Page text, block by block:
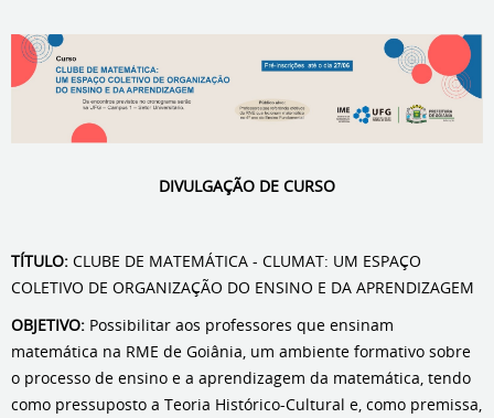
DIVULGAÇÃO DE CURSO
TÍTULO: CLUBE DE MATEMÁTICA - CLUMAT: UM ESPAÇO
COLETIVO DE ORGANIZAÇÃO DO ENSINO E DA APRENDIZAGEM
OBJETIVO: Possibilitar aos professores que ensinam
matemática na RME de Goiânia, um ambiente formativo sobre
o processo de ensino e a aprendizagem da matemática, tendo
como pressuposto a Teoria Histórico-Cultural e, como premissa,